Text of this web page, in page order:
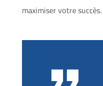
maximiser votre succès.